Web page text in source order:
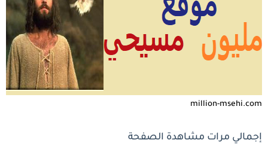
million-msehi.com
إجمالي مرات مشاهدة الصفحة